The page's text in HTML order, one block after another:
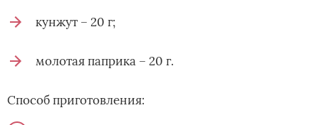
кунжут – 20 г;
молотая паприка – 20 г.
Способ приготовления: